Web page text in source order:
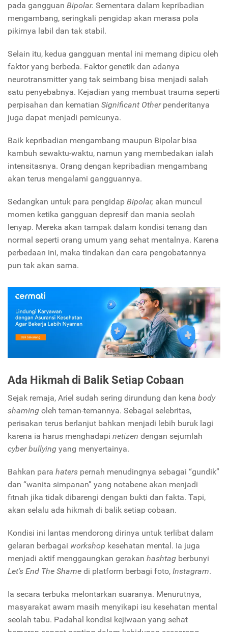
pada gangguan Bipolar. Sementara dalam kepribadian
mengambang, seringkali pengidap akan merasa pola
pikirnya labil dan tak stabil.
Selain itu, kedua gangguan mental ini memang dipicu oleh
faktor yang berbeda. Faktor genetik dan adanya
neurotransmitter yang tak seimbang bisa menjadi salah
satu penyebabnya. Kejadian yang membuat trauma seperti
perpisahan dan kematian Significant Otherpenderitanya
juga dapat menjadi pemicunya.
Baik kepribadian mengambang maupun Bipolar bisa
kambuh sewaktu-waktu, namun yang membedakan ialah
intensitasnya. Orang dengan kepribadian mengambang
akan terus mengalami gangguannya.
Sedangkan untuk para pengidap Bipolar, akan muncul
momen ketika gangguan depresif dan mania seolah
lenyap. Mereka akan tampak dalam kondisi tenang dan
normal seperti orang umum yang sehat mentalnya. Karena
perbedaan ini, maka tindakan dan cara pengobatannya
pun tak akan sama.
Ada Hikmah di Balik Setiap Cobaan
Sejak remaja, Ariel sudah sering dirundung dan kena body
shaming oleh teman-temannya. Sebagai selebritas,
perisakan terus berlanjut bahkan menjadi lebih buruk lagi
karena ia harus menghadapi netizen dengan sejumlah
cyber bullying yang menyertainya.
Bahkan para haters pernah menudingnya sebagai “gundik”
dan “wanita simpanan” yang notabene akan menjadi
fitnah jika tidak dibarengi dengan bukti dan fakta. Tapi,
akan selalu ada hikmah di balik setiap cobaan.
Kondisi ini lantas mendorong dirinya untuk terlibat dalam
gelaran berbagai workshop kesehatan mental. Ia juga
menjadi aktif menggaungkan gerakan hashtag berbunyi
Let’s End The Shame di platform berbagi foto, Instagram.
Ia secara terbuka melontarkan suaranya. Menurutnya,
masyarakat awam masih menyikapi isu kesehatan mental
seolah tabu. Padahal kondisi kejiwaan yang sehat